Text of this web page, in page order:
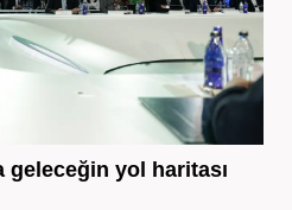
geleceğin yol haritası